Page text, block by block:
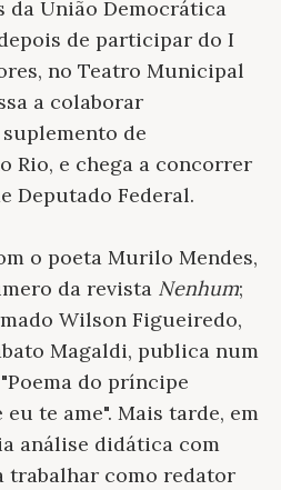
da União Democrática
de participar do I
no Teatro Municipal
a colaborar
de
Rio, e chega a concorrer
Deputado Federal.
o poeta Murilo Mendes,
da revista Nenhum;
Wilson Figueiredo,
Magaldi, publica num
do príncipe
te ame". Mais tarde, em
análise didática com
trabalhar como redator